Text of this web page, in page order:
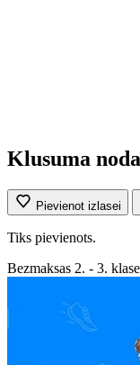
Klusuma
Pievienot izlasei
Tiks pievienots.
Bezmaksas 2. - 3. klase